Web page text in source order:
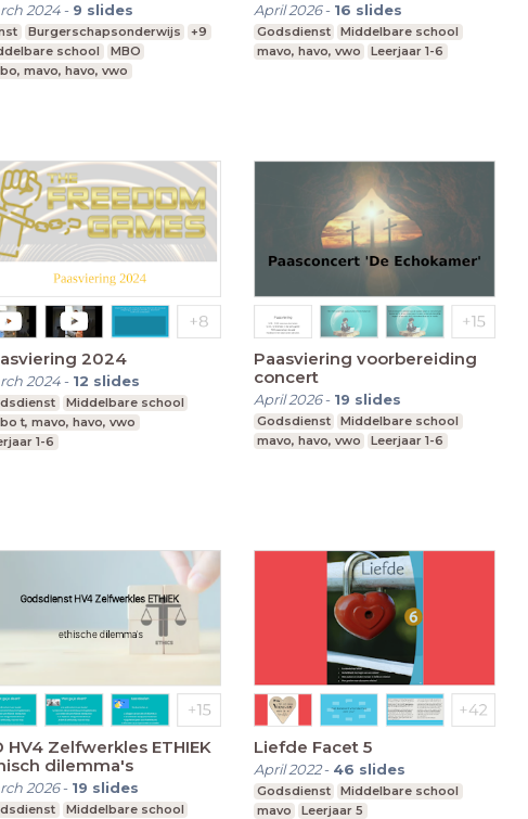
2024- 9 slides
Burgerschapsonderwijs
+9
school
MBO
mavo, havo, vwo
April 2026- 16 slides
Godsdienst
Middelbare school
mavo, havo, vwo
Leerjaar 1-6
2024
2024- 12 slides
Middelbare school
t, mavo, havo, vwo
1-6
Paasviering voorbereiding
concert
April 2026- 19 slides
Godsdienst
Middelbare school
mavo, havo, vwo
Leerjaar 1-6
HV4 Zelfwerkles ETHIEK
dilemma's
2026- 19 slides
Middelbare school
Liefde Facet 5
April 2022- 46 slides
Godsdienst
Middelbare school
mavo
Leerjaar 5